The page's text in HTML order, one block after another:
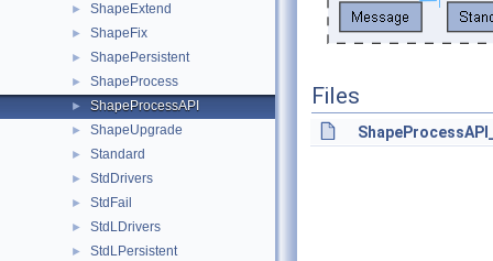
► ShapeExtend
► ShapeFix
► ShapePersistent
► ShapeProcess
► ShapeProcessAPI
► ShapeUpgrade
► Standard
► StdDrivers
► StdFail
► StdLDrivers
► StdLPersistent
Files